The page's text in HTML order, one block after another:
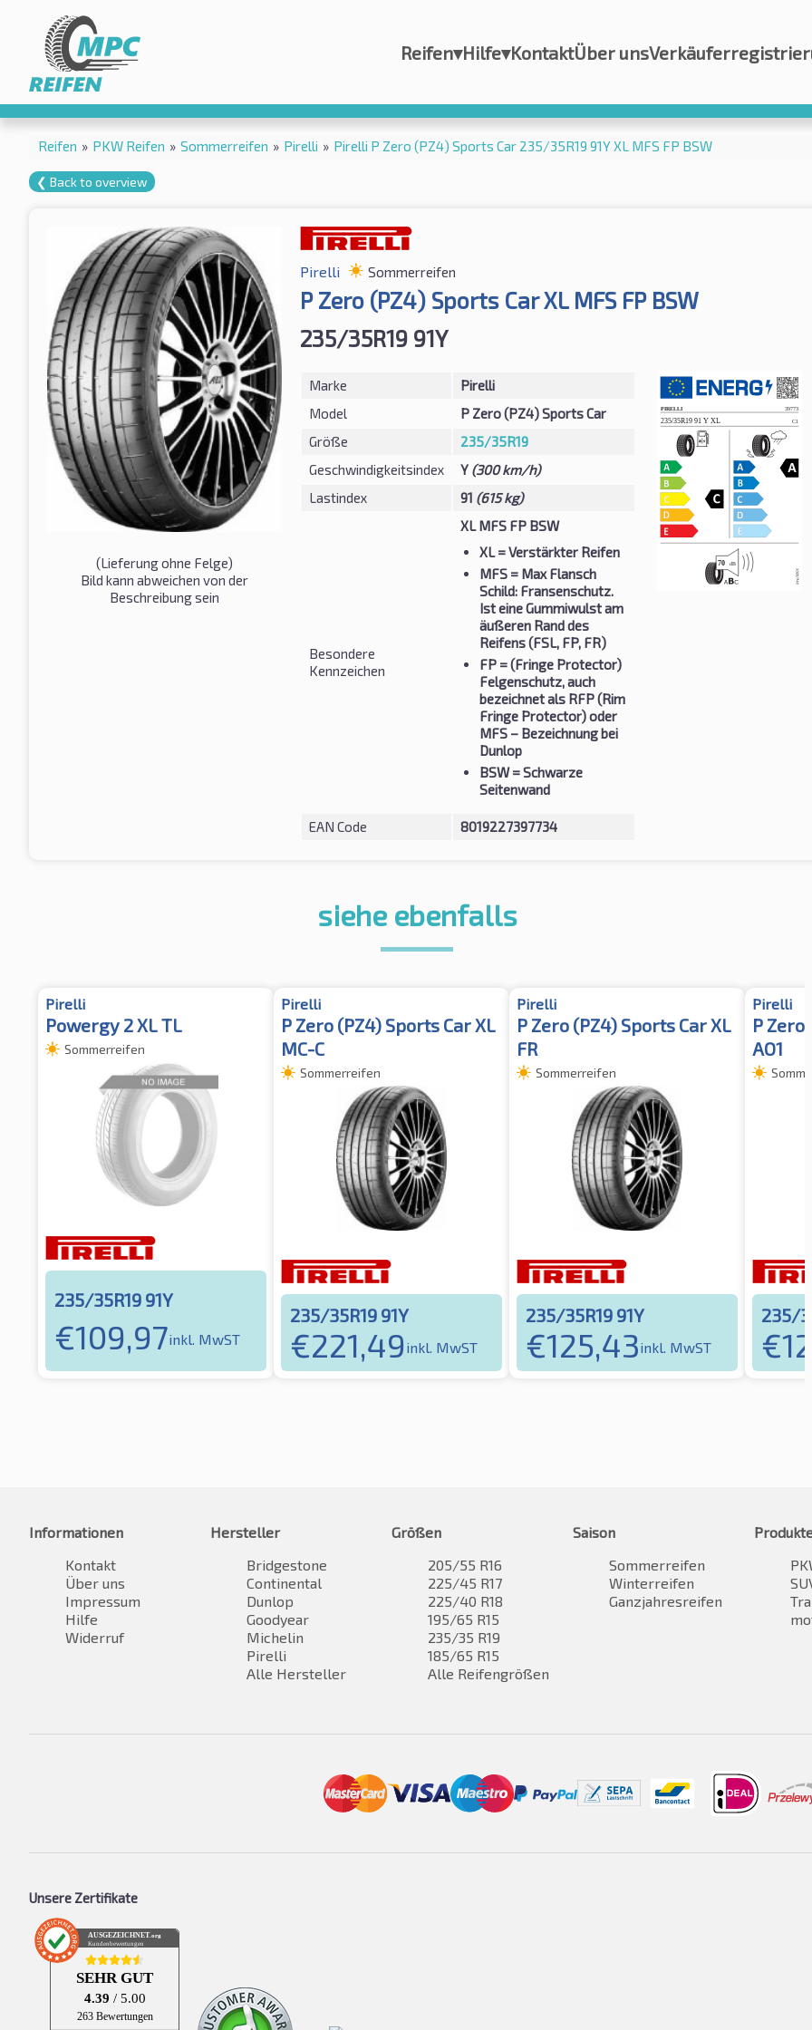
Reifen▾Hilfe▾KontaktÜber uns
Reifen » PKW Reifen » Sommerreifen » Pirelli » Pirelli P Zero (PZ4) Sports Car 235/35R19 91Y XL MFS FP BSW
❮ Back to overview
(Lieferung ohne Felge)
Bild kann abweichen von der
Beschreibung sein
Pirelli Sommerreifen
P Zero (PZ4) Sports Car XL MFS FP BSW
235/35R19 91Y
Marke
Pirelli
Model
P Zero (PZ4) Sports Car
Größe
235/35R19
Geschwindigkeitsindex
Y (300 km/h)
Lastindex
91 (615 kg)
Besondere
Kennzeichen
XL MFS FP BSW
XL= Verstärkter Reifen
MFS= Max Flansch
Schild: Fransenschutz.
Ist eine Gummiwulst am
äußeren Rand des
Reifens (FSL, FP, FR)
FP= (Fringe Protector)
Felgenschutz, auch
bezeichnet als RFP (Rim
Fringe Protector) oder
MFS – Bezeichnung bei
Dunlop
BSW= Schwarze
Seitenwand
EAN Code 8019227397734
siehe ebenfalls
Pirelli
Powergy 2 XL TL
Sommerreifen
235/35R19 91Y
€109,97inkl. MwST
Pirelli
P Zero (PZ4) Sports Car XL
MC-C
Sommerreifen
235/35R19 91Y
€221,49inkl. MwST
Pirelli
P Zero (PZ4) Sports Car XL
FR
Sommerreifen
235/35R19 91Y
€125,43inkl. MwST
Pirelli
P Zero
AO1
235/
€
Informationen
Kontakt
Über uns
Impressum
Hilfe
Widerruf
Hersteller
Bridgestone
Continental
Dunlop
Goodyear
Michelin
Pirelli
Alle Hersteller
Größen
205/55 R16
225/45 R17
225/40 R18
195/65 R15
235/35 R19
185/65 R15
Alle Reifengrößen
Saison
Sommerreifen
Winterreifen
Ganzjahresreifen
Unsere Zertifikate
AUSGEZEICHNET.org
Kundenbewertungen
SEHR GUT
4.39 / 5.00
263 Bewertungen